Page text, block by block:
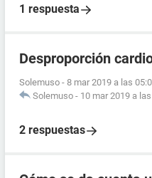
1 respuesta
Desproporción
Solemuso - 8 mar 2019 a las
Solemuso - 10 mar 2019 a
2 respuestas